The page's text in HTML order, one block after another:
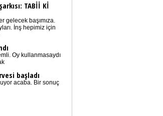
TABİİ Kİ
gelecek başımıza.
İnş hepimiz için
Oy kullanmasaydı
başladı
acaba. Bir sonuç